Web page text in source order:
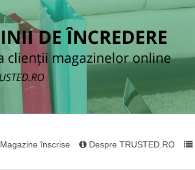
Magazine înscrise Despre TRUSTED.RO